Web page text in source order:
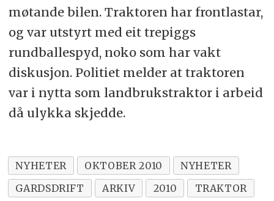
møtande bilen. Traktoren har frontlastar,
og var utstyrt med eit trepiggs
rundballespyd, noko som har vakt
diskusjon. Politiet melder at traktoren
var i nytta som landbrukstraktor i arbeid
då ulykka skjedde.
NYHETER OKTOBER 2010
NYHETER
GARDSDRIFT
ARKIV 2010 TRAKTOR